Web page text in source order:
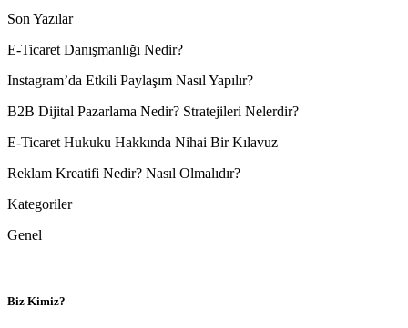
Son Yazılar
E-Ticaret Danışmanlığı Nedir?
Instagram’da Etkili Paylaşım Nasıl Yapılır?
B2B Dijital Pazarlama Nedir? Stratejileri Nelerdir?
E-Ticaret Hukuku Hakkında Nihai Bir Kılavuz
Reklam Kreatifi Nedir? Nasıl Olmalıdır?
Kategoriler
Genel
Biz Kimiz?